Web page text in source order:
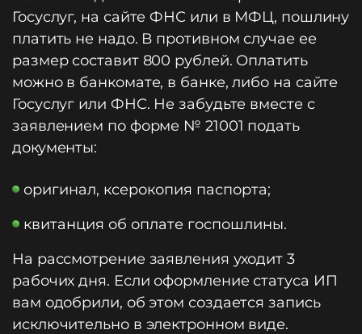
Госуслуг, на сайте ФНС или в МФЦ, пошлину
платить не надо. В противном случае ее
размер составит 800 рублей. Оплатить
можно в банкомате, в банке, либо на сайте
Госуслуг или ФНС. Не забудьте вместе с
заявлением по форме № 21001 подать
документы:
оригинал, ксерокопия паспорта;
квитанция об оплате госпошлины.
На рассмотрение заявления уходит 3
рабочих дня. Если оформление статуса ИП
вам одобрили, об этом создается запись
исключительно в электронном виде.